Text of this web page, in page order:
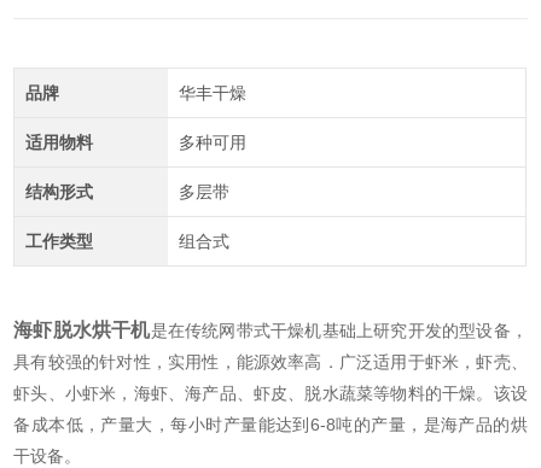
品牌 华丰干燥
适用物料 多种可用
结构形式 多层带
工作类型 组合式
海虾脱水烘干机是在传统网带式干燥机基础上研究开发的型设备，
具有较强的针对性，实用性，能源效率高．广泛适用于虾米，虾壳、
虾头、小虾米，海虾、海产品、虾皮、脱水蔬菜等物料的干燥。该设
备成本低，产量大，每小时产量能达到6-8吨的产量，是海产品的烘
干设备。